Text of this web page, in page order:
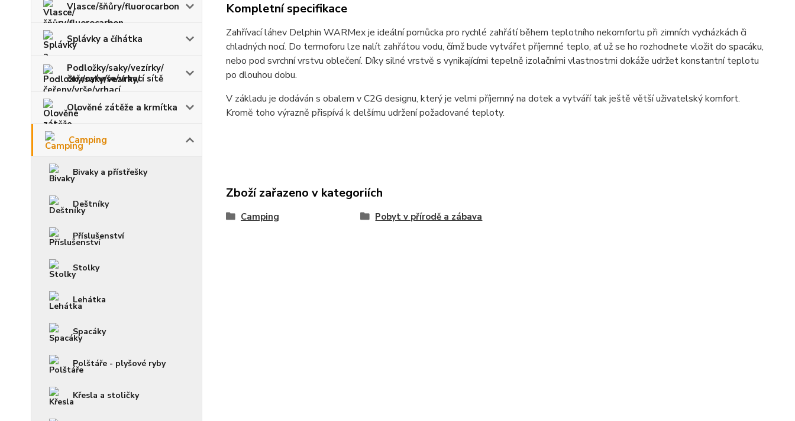
Vlasce/šňůry/fluorocarbon
Splávky a číhátka
Podložky/saky/vezírky/
čeřeny/vrše/vrhací sítě
Olověné zátěže a krmítka
Camping
Bivaky a přístřešky
Deštníky
Příslušenství
Stolky
Lehátka
Spacáky
Polštáře - plyšové ryby
Křesla a stoličky
Kompletní specifikace
Zahřívací láhev Delphin WARMex je ideální pomůcka pro rychlé zahřátí během teplotního nekomfortu při zimních vycházkách či
chladných nocí. Do termoforu lze nalít zahřátou vodu, čímž bude vytvářet příjemné teplo, ať už se ho rozhodnete vložit do spacáku,
nebo pod svrchní vrstvu oblečení. Díky silné vrstvě s vynikajícími tepelně izolačními vlastnostmi dokáže udržet konstantní teplotu
po dlouhou dobu.
V základu je dodáván s obalem v C2G designu, který je velmi příjemný na dotek a vytváří tak ještě větší uživatelský komfort.
Kromě toho výrazně přispívá k delšímu udržení požadované teploty.
Zboží zařazeno v kategoriích
Camping Pobyt v přírodě a zábava